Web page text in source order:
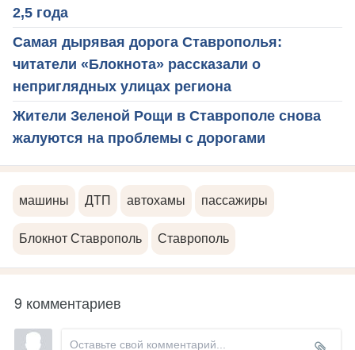
2,5 года
Самая дырявая дорога Ставрополья:
читатели «Блокнота» рассказали о
неприглядных улицах региона
Жители Зеленой Рощи в Ставрополе снова
жалуются на проблемы с дорогами
машины ДТП автохамы пассажиры
Блокнот Ставрополь Ставрополь
9 комментариев